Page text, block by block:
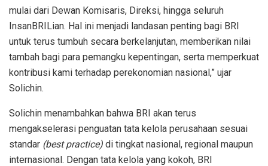
mulai dari Dewan Komisaris, Direksi, hingga seluruh
InsanBRILian. Hal ini menjadi landasan penting bagi BRI
untuk terus tumbuh secara berkelanjutan, memberikan nilai
tambah bagi para pemangku kepentingan, serta memperkuat
kontribusi kami terhadap perekonomian nasional,” ujar
Solichin.
Solichin menambahkan bahwa BRI akan terus
mengakselerasi penguatan tata kelola perusahaan sesuai
standar (best practice) di tingkat nasional, regional maupun
internasional. Dengan tata kelola yang kokoh, BRI